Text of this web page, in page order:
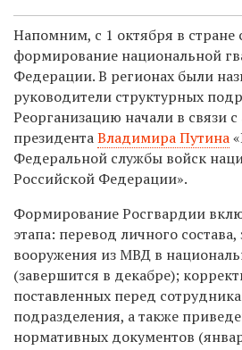
Напомним, с 1 октября в стране
формирование национальной
Федерации. В регионах были
руководители структурных
Реорганизацию начали в связи
президентаВладимира Путина
Федеральной службы войск
Российской Федерации».
Формирование Росгвардии
этапа: перевод личного
вооружения из МВД в
(завершится в декабре);
поставленных перед
подразделения, а также
нормативных документов